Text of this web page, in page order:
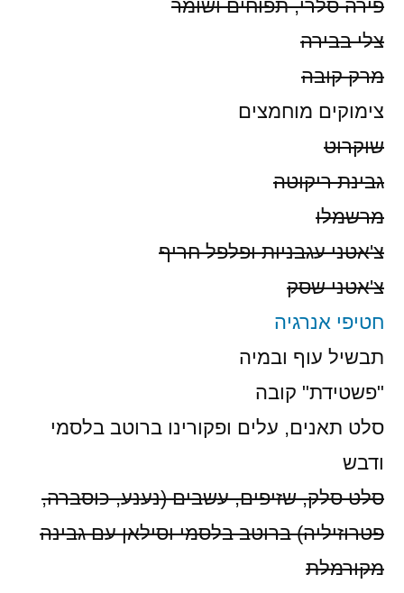
פירה סלרי, תפוחים ושומר
צלי בבירה
מרק קובה
צימוקים מוחמצים
שוקרוט
גבינת ריקוטה
מרשמלו
צ'אטני עגבניות ופלפל חריף
צ'אטני שסק
חטיפי אנרגיה
תבשיל עוף ובמיה
"פשטידת" קובה
סלט תאנים, עלים ופקורינו ברוטב בלסמי
ודבש
סלט סלק, שזיפים, עשבים (נענע, כוסברה,
פטרוזיליה) ברוטב בלסמי וסילאן עם גבינה
מקורמלת